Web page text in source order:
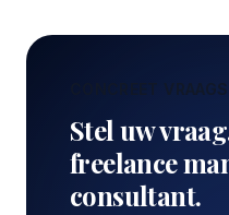
CONCREET
Stel uw
freelance
consultant.